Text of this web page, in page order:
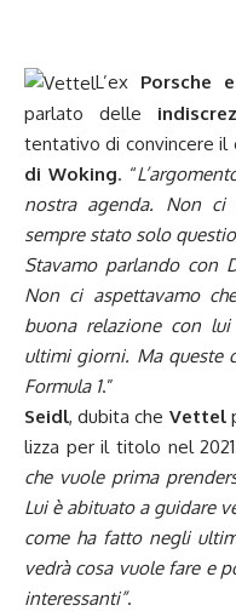
L’ex Porsche
parlato delle
tentativo di convincere il
di Woking. “
nostra agenda. Non
sempre stato solo
Stavamo parlando con
Non ci aspettavamo
buona relazione con
ultimi giorni. Ma queste
Formula 1.”
Seidl, dubita che Vettel
lizza per il titolo nel
che vuole prima
Lui è abituato a guidare
come ha fatto negli
vedrà cosa vuole fare e
interessanti”.